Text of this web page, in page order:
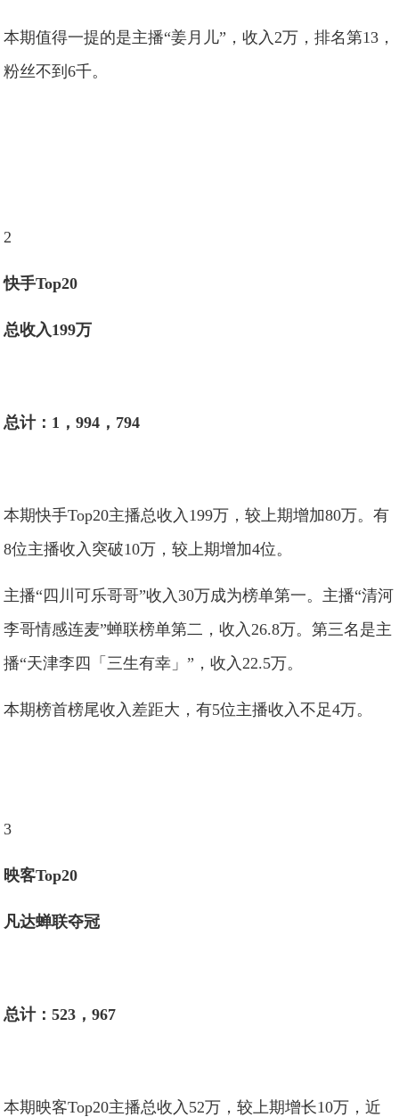
本期值得一提的是主播“姜月儿”，收入2万，排名第13，
粉丝不到6千。
2
快手Top20
总收入199万
总计：1，994，794
本期快手Top20主播总收入199万，较上期增加80万。有
8位主播收入突破10万，较上期增加4位。
主播“四川可乐哥哥”收入30万成为榜单第一。主播“清河
李哥情感连麦”蝉联榜单第二，收入26.8万。第三名是主
播“天津李四「三生有幸」”，收入22.5万。
本期榜首榜尾收入差距大，有5位主播收入不足4万。
3
映客Top20
凡达蝉联夺冠
总计：523，967
本期映客Top20主播总收入52万，较上期增长10万，近